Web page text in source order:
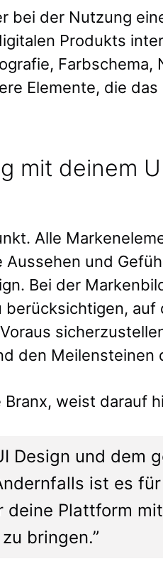
bei der Nutzung
Produkts
Farbschema,
Elemente, die das
mit deinem
Alle
und
Bei der
auf
den Meilensteinen
Branx, weist darauf
Design und dem
ist es
Plattform
bringen.”